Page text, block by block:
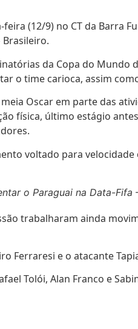
(12/9) no CT da Barra
da Copa do
o time carioca, assim
Oscar em parte das
física, último estágio
voltado para
o Paraguai na Data-Fifa
trabalharam ainda
Ferraresi e o atacante
Tolói, Alan Franco e